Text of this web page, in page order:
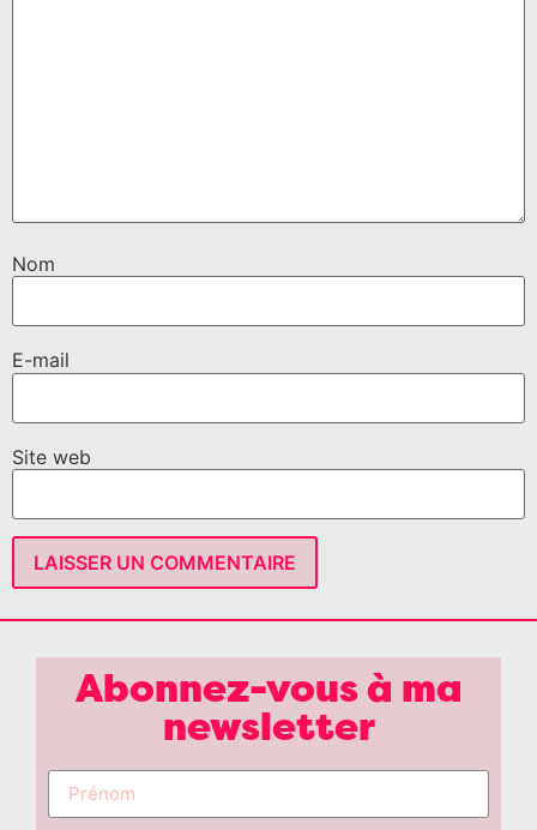
Nom
E-mail
Site web
Abonnez-vous à ma
newsletter